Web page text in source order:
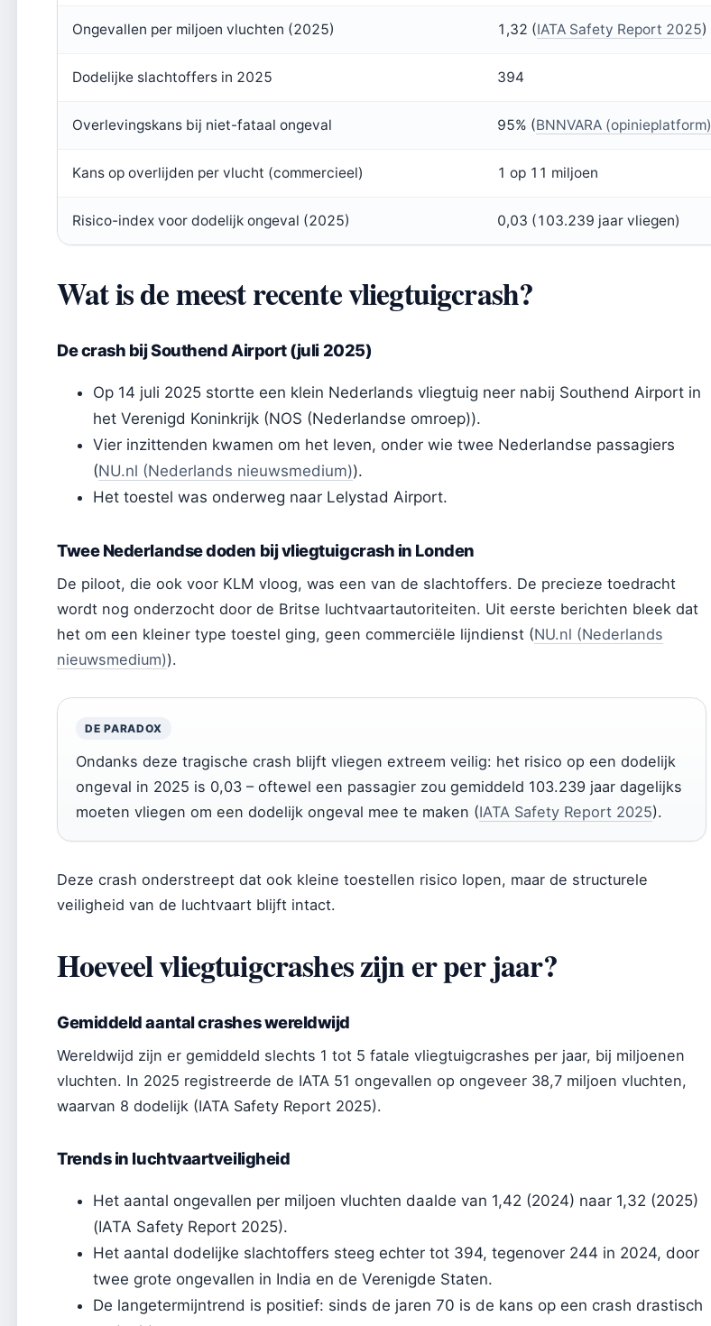
Ongevallen per miljoen vluchten (2025) 1,32 (IATA Safety Report 2025)
Dodelijke slachtoffers in 2025 394
Overlevingskans bij niet-fataal ongeval 95% (BNNVARA (opinieplatform)
Kans op overlijden per vlucht (commercieel) 1 op 11 miljoen
Risico-index voor dodelijk ongeval (2025) 0,03 (103.239 jaar vliegen)
Wat is de meest recente vliegtuigcrash?
De crash bij Southend Airport (juli 2025)
Op 14 juli 2025 stortte een klein Nederlands vliegtuig neer nabij Southend Airport in
het Verenigd Koninkrijk (NOS (Nederlandse omroep)).
Vier inzittenden kwamen om het leven, onder wie twee Nederlandse passagiers
(NU.nl (Nederlands nieuwsmedium)).
Het toestel was onderweg naar Lelystad Airport.
Twee Nederlandse doden bij vliegtuigcrash in Londen
De piloot, die ook voor KLM vloog, was een van de slachtoffers. De precieze toedracht
wordt nog onderzocht door de Britse luchtvaartautoriteiten. Uit eerste berichten bleek dat
het om een kleiner type toestel ging, geen commerciële lijndienst (NU.nl (Nederlands
nieuwsmedium)).
DE PARADOX
Ondanks deze tragische crash blijft vliegen extreem veilig: het risico op een dodelijk
ongeval in 2025 is 0,03 – oftewel een passagier zou gemiddeld 103.239 jaar dagelijks
moeten vliegen om een dodelijk ongeval mee te maken (IATA Safety Report 2025).
Deze crash onderstreept dat ook kleine toestellen risico lopen, maar de structurele
veiligheid van de luchtvaart blijft intact.
Hoeveel vliegtuigcrashes zijn er per jaar?
Gemiddeld aantal crashes wereldwijd
Wereldwijd zijn er gemiddeld slechts 1 tot 5 fatale vliegtuigcrashes per jaar, bij miljoenen
vluchten. In 2025 registreerde de IATA 51 ongevallen op ongeveer 38,7 miljoen vluchten,
waarvan 8 dodelijk (IATA Safety Report 2025).
Trends in luchtvaartveiligheid
Het aantal ongevallen per miljoen vluchten daalde van 1,42 (2024) naar 1,32 (2025)
(IATA Safety Report 2025).
Het aantal dodelijke slachtoffers steeg echter tot 394, tegenover 244 in 2024, door
twee grote ongevallen in India en de Verenigde Staten.
De langetermijntrend is positief: sinds de jaren 70 is de kans op een crash drastisch